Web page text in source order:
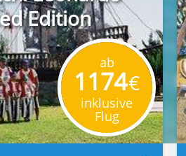
ab
1174€
inklusive
Flug
Edition